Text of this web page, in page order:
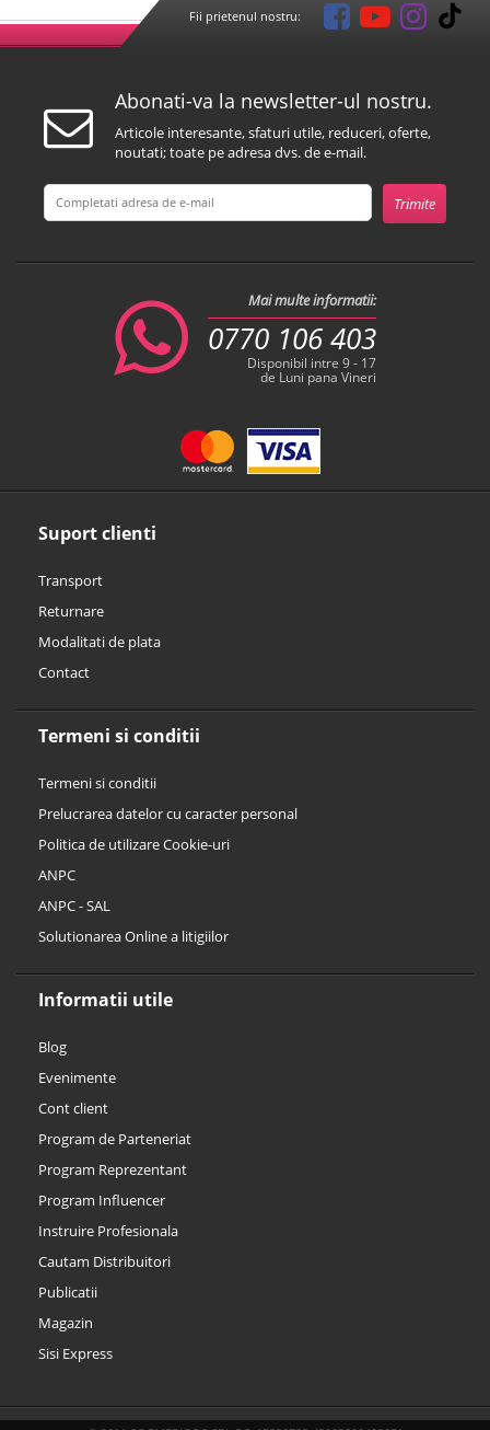
Fii prietenul nostru:
Suport clienti
Transport
Returnare
Modalitati de plata
Contact
Termeni si conditii
Termeni si conditii
Prelucrarea datelor cu caracter personal
Politica de utilizare Cookie-uri
ANPC
ANPC - SAL
Solutionarea Online a litigiilor
Informatii utile
Blog
Evenimente
Cont client
Program de Parteneriat
Program Reprezentant
Program Influencer
Instruire Profesionala
Cautam Distribuitori
Publicatii
Magazin
Sisi Express
Abonati-va la newsletter-ul nostru.
Articole interesante, sfaturi utile, reduceri, oferte,
noutati; toate pe adresa dvs. de e-mail.
Mai multe informatii:
0770 106 403
Disponibil intre 9 - 17
de Luni pana Vineri